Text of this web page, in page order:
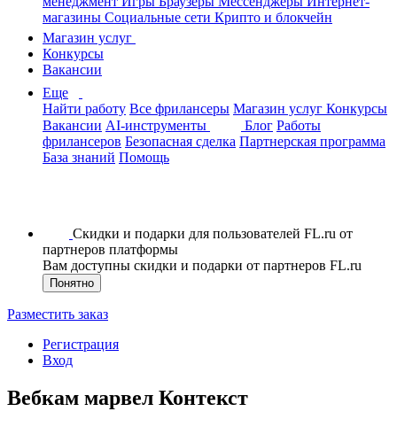
магазины Социальные сети Крипто и блокчейн
Магазин услуг
Конкурсы
Вакансии
Еще
Найти работу Все фрилансеры Магазин услуг Конкурсы
Вакансии AI-инструменты Блог Работы
фрилансеров Безопасная сделка Партнерская программа
База знаний Помощь
Скидки и подарки для пользователей FL.ru от
партнеров платформы
Вам доступны скидки и подарки от партнеров FL.ru
Понятно
Разместить заказ
Регистрация
Вход
Вебкам марвел Контекст